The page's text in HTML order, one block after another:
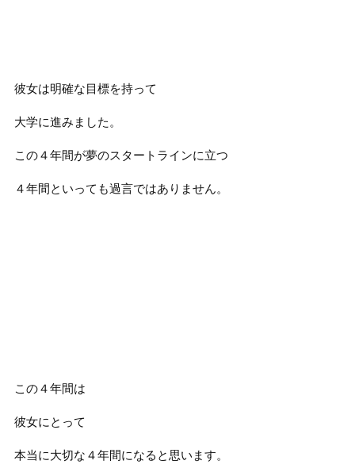
彼女は明確な目標を持って
大学に進みました。
この４年間が夢のスタートラインに立つ
４年間といっても過言ではありません。
この４年間は
彼女にとって
本当に大切な４年間になると思います。